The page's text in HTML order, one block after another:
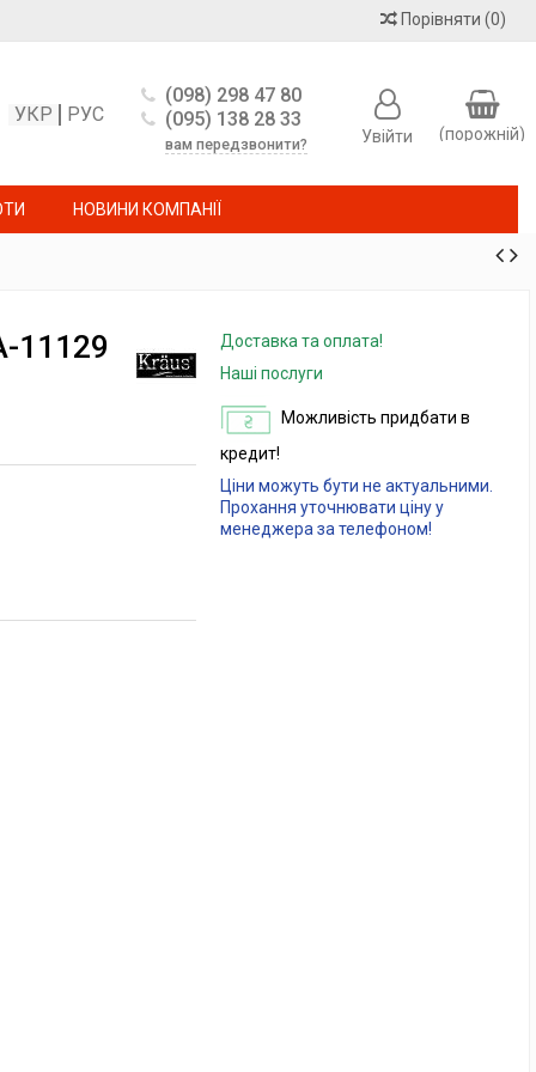
Порівняти (0)
(порожній)
РУС
УКР
(098) 298 47 80
(095) 138 28 33
вам передзвонити? Увійти
НОВИНИ КОМПАНІЇ
11129
Доставка та оплата!
Наші послуги
Можливість придбати в
кредит!
Ціни можуть бути не актуальними.
Прохання уточнювати ціну у
менеджера за телефоном!